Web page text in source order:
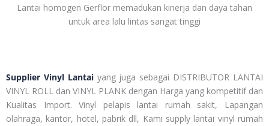
Lantai homogen Gerflor memadukan kinerja dan daya tahan
untuk area lalu lintas sangat tinggi
Supplier Vinyl Lantaiyang juga sebagai DISTRIBUTOR LANTAI
VINYL ROLL dan VINYL PLANK dengan Harga yang kompetitif dan
Kualitas Import. Vinyl pelapis lantai rumah sakit, Lapangan
olahraga, kantor, hotel, pabrik dll, Kami supply lantai vinyl rumah